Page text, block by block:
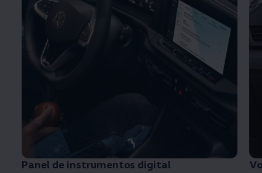
Panel de instrumentos digital